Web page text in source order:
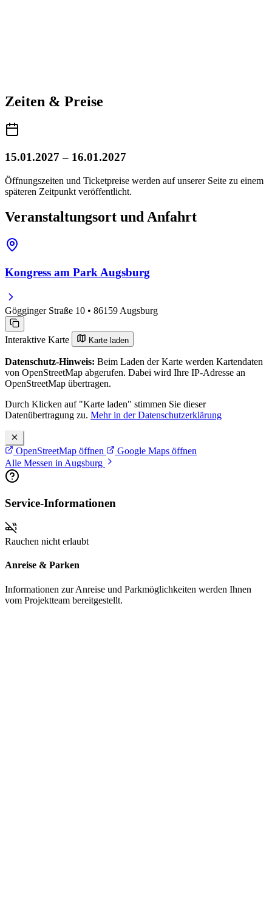
Zeiten & Preise
15.01.2027 – 16.01.2027
Öffnungszeiten und Ticketpreise werden auf unserer Seite zu einem
späteren Zeitpunkt veröffentlicht.
Veranstaltungsort und Anfahrt
Kongress am Park Augsburg
Gögginger Straße 10 • 86159 Augsburg
Interaktive Karte Karte laden
Datenschutz-Hinweis: Beim Laden der Karte werden Kartendaten
von OpenStreetMap abgerufen. Dabei wird Ihre IP-Adresse an
OpenStreetMap übertragen.
Durch Klicken auf "Karte laden" stimmen Sie dieser
Datenübertragung zu. Mehr in der Datenschutzerklärung
OpenStreetMap öffnen
Google Maps öffnen
Alle Messen in Augsburg
Service-Informationen
Rauchen nicht erlaubt
Anreise & Parken
Informationen zur Anreise und Parkmöglichkeiten werden Ihnen
vom Projektteam bereitgestellt.